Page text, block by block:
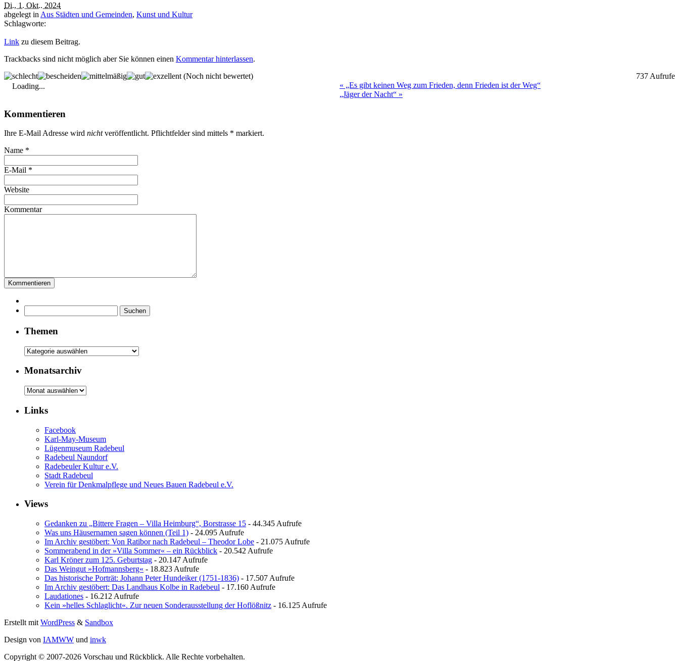
Di., 1. Okt.. 2024
abgelegt in Aus Städten und Gemeinden, Kunst und Kultur
Schlagworte:
Link zu diesem Beitrag.
Trackbacks sind nicht möglich aber Sie können einen Kommentar hinterlassen.
(Noch nicht bewertet)
Loading...
737 Aufrufe
« „Es gibt keinen Weg zum Frieden, denn Frieden ist der Weg“
„Jäger der Nacht“ »
Kommentieren
Ihre E-Mail Adresse wird nichtveröffentlicht. Pflichtfelder sind mittels * markiert.
Name *
E-Mail *
Website
Kommentar
nach:
Themen
Themen
Monatsarchiv
Monatsarchiv
Links
Facebook
Karl-May-Museum
Lügenmuseum Radebeul
Radebeul Naundorf
Radebeuler Kultur e.V.
Stadt Radebeul
Verein für Denkmalpflege und Neues Bauen Radebeul e.V.
Views
Gedanken zu „Bittere Fragen – Villa Heimburg“, Borstrasse 15 - 44.345 Aufrufe
Was uns Häusernamen sagen können (Teil 1) - 24.095 Aufrufe
Im Archiv gestöbert: Von Ratibor nach Radebeul – Theodor Lobe - 21.075 Aufrufe
Sommerabend in der »Villa Sommer« – ein Rückblick - 20.542 Aufrufe
Karl Kröner zum 125. Geburtstag - 20.147 Aufrufe
Das Weingut »Hofmannsberg« - 18.823 Aufrufe
Das historische Porträt: Johann Peter Hundeiker (1751-1836) - 17.507 Aufrufe
Im Archiv gestöbert: Das Landhaus Kolbe in Radebeul - 17.160 Aufrufe
Laudationes - 16.212 Aufrufe
Kein »helles Schlaglicht«. Zur neuen Sonderausstellung der Hoflößnitz - 16.125 Aufrufe
Erstellt mit WordPress & Sandbox
Design von IAMWW und inwk
Copyright © 2007-2026 Vorschau und Rückblick. Alle Rechte vorbehalten.